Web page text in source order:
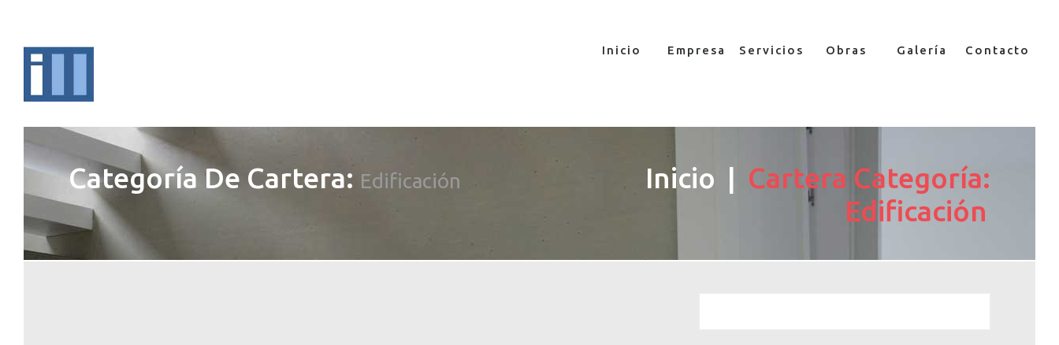
Inicio Empresa Servicios Obras Galería Contacto
Categoría De Cartera: Edificación Inicio
Cartera Categoría:
Edificación